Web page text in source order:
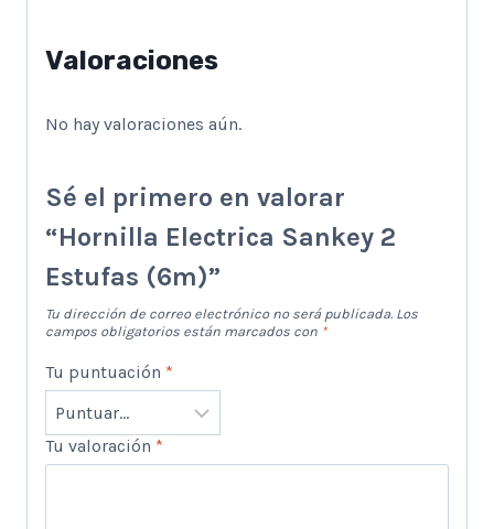
Valoraciones
No hay valoraciones aún.
Sé el primero en valorar
“Hornilla Electrica Sankey 2
Estufas (6m)”
Tu dirección de correo electrónico no será publicada. Los
campos obligatorios están marcados con *
Tu puntuación *
Tu valoración *